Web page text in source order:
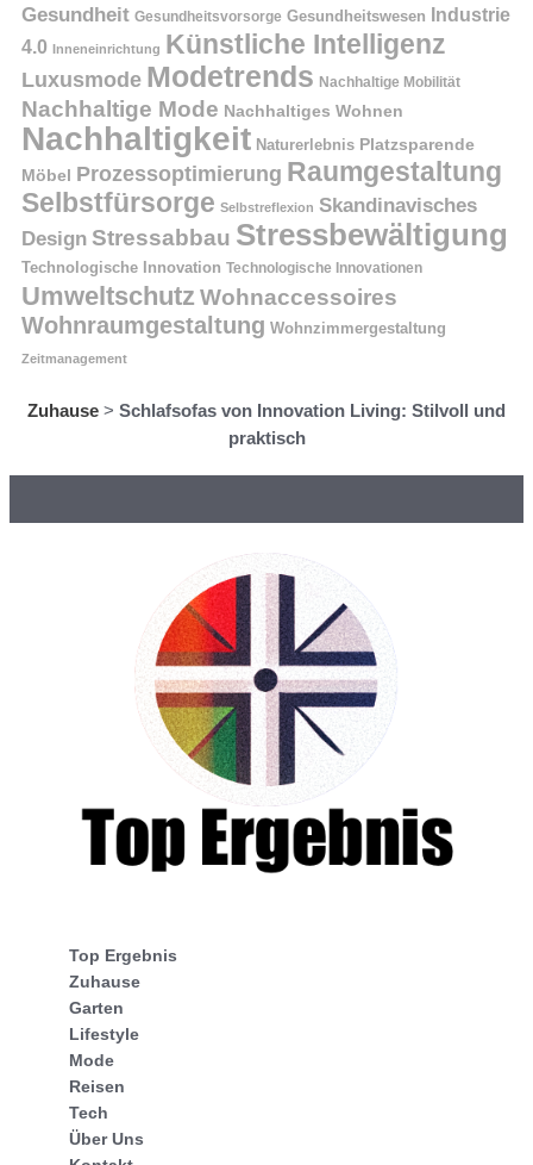
Gesundheit Gesundheitsvorsorge Gesundheitswesen
Industrie
4.0
Inneneinrichtung Künstliche Intelligenz
Luxusmode Modetrends Nachhaltige Mobilität
Nachhaltige Mode Nachhaltiges Wohnen
Nachhaltigkeit Naturerlebnis Platzsparende
Möbel
Prozessoptimierung Raumgestaltung
Selbstfürsorge Selbstreflexion Skandinavisches
Design Stressabbau Stressbewältigung
Technologische Innovation Technologische Innovationen
Umweltschutz Wohnaccessoires
Wohnraumgestaltung Wohnzimmergestaltung
Zeitmanagement
Zuhause > Schlafsofas von Innovation Living: Stilvoll und
praktisch
Top Ergebnis
Zuhause
Garten
Lifestyle
Mode
Reisen
Tech
Über Uns